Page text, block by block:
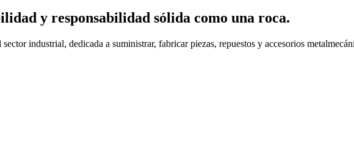
y responsabilidad sólida como una roca.
industrial, dedicada a suministrar, fabricar piezas, repuestos y accesorios